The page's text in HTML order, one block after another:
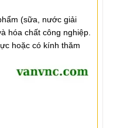
(sữa, nước giải
hóa chất công nghiệp.
hoặc có kính thăm